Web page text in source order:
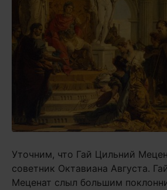
Уточним, что Гай Цильний
советник Октавиана Августа.
Меценат слыл большим